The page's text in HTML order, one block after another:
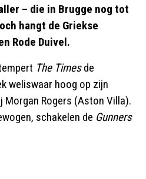
– die in Brugge nog tot
hangt de Griekse
Rode Duivel.
The Timesde
weliswaar hoog op zijn
Rogers (Aston Villa).
schakelen de Gunners